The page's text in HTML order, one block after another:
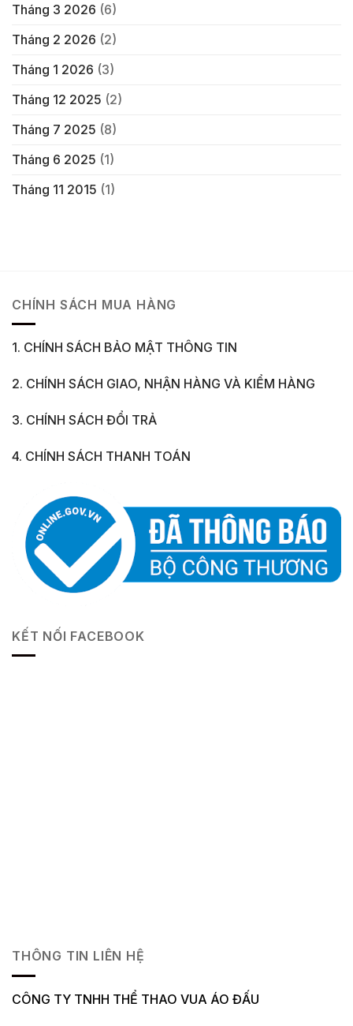
Tháng 3 2026 (6)
Tháng 2 2026 (2)
Tháng 1 2026 (3)
Tháng 12 2025 (2)
Tháng 7 2025 (8)
Tháng 6 2025 (1)
Tháng 11 2015 (1)
CHÍNH SÁCH MUA HÀNG
1. CHÍNH SÁCH BẢO MẬT THÔNG TIN
2. CHÍNH SÁCH GIAO, NHẬN HÀNG VÀ KIỂM HÀNG
3. CHÍNH SÁCH ĐỔI TRẢ
4. CHÍNH SÁCH THANH TOÁN
KẾT NỐI FACEBOOK
THÔNG TIN LIÊN HỆ
CÔNG TY TNHH THỂ THAO VUA ÁO ĐẤU